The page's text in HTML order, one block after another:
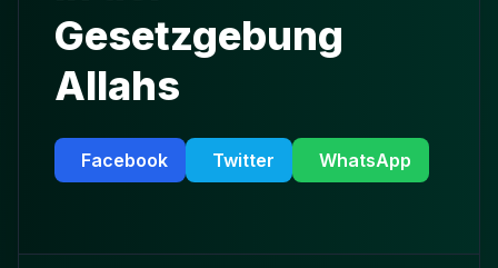
Gesetzgebung
Allahs
Facebook Twitter WhatsApp